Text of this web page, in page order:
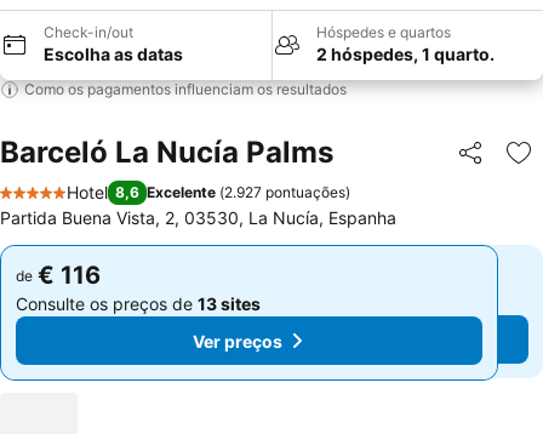
Check-in/out
Escolha as datas
Hóspedes e quartos
2 hóspedes, 1 quarto.
Como os pagamentos influenciam os resultados
Barceló La Nucía Palms Partilhar
5 Estrelas
Hotel 8,6 Excelente (2.927 pontuações)
Partida Buena Vista, 2, 03530, La Nucía, Espanha
de € 116
Consulte os preços de 13 sites
Ver preços
de € 116
Consulte os preços de 13 sites
Ver preços